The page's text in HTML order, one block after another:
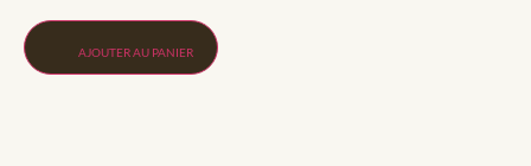
AJOUTER AU PANIER